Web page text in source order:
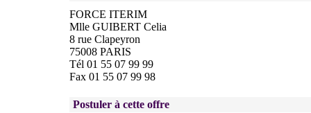
FORCE ITERIM
Mlle GUIBERT Celia
8 rue Clapeyron
75008 PARIS
Tél 01 55 07 99 99
Fax 01 55 07 99 98
Postuler à cette offre